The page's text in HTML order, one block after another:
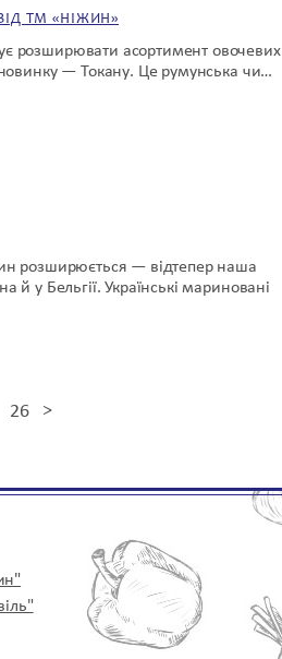
ТМ «НІЖИН»
розширювати асортимент овочевих
— Токану. Це румунська чи…
розширюється — відтепер наша
й у Бельгії. Українські мариновані
26 >